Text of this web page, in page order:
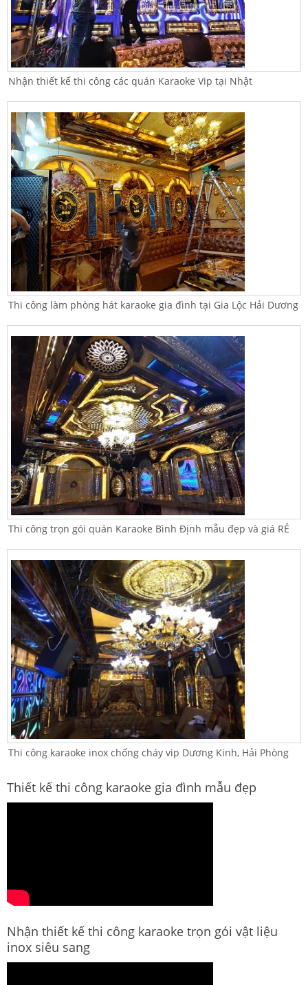
Nhận thiết kế thi công các quán Karaoke Vip tại Nhật
Thi công làm phòng hát karaoke gia đình tại Gia Lộc Hải Dương
Thi công trọn gói quán Karaoke Bình Định mẫu đẹp và giá RẺ
Thi công karaoke inox chống cháy vip Dương Kinh, Hải Phòng
Thiết kế thi công karaoke gia đình mẫu đẹp
Nhận thiết kế thi công karaoke trọn gói vật liệu
inox siêu sang